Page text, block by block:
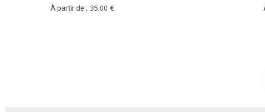
À partir de : 35.00 €